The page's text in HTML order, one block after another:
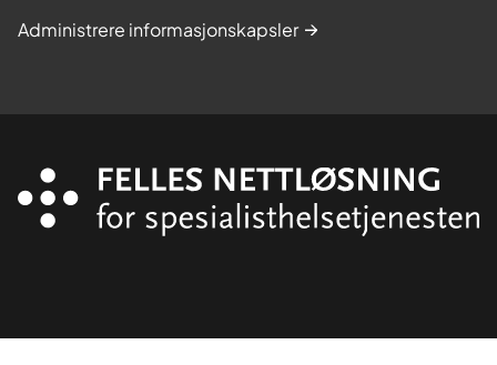
Administrere informasjonskapsler